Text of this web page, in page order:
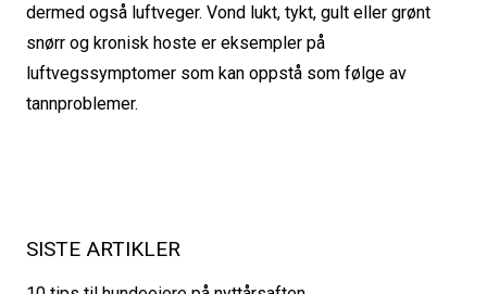
dermed også luftveger. Vond lukt, tykt, gult eller grønt
snørr og kronisk hoste er eksempler på
luftvegssymptomer som kan oppstå som følge av
tannproblemer.
SISTE ARTIKLER